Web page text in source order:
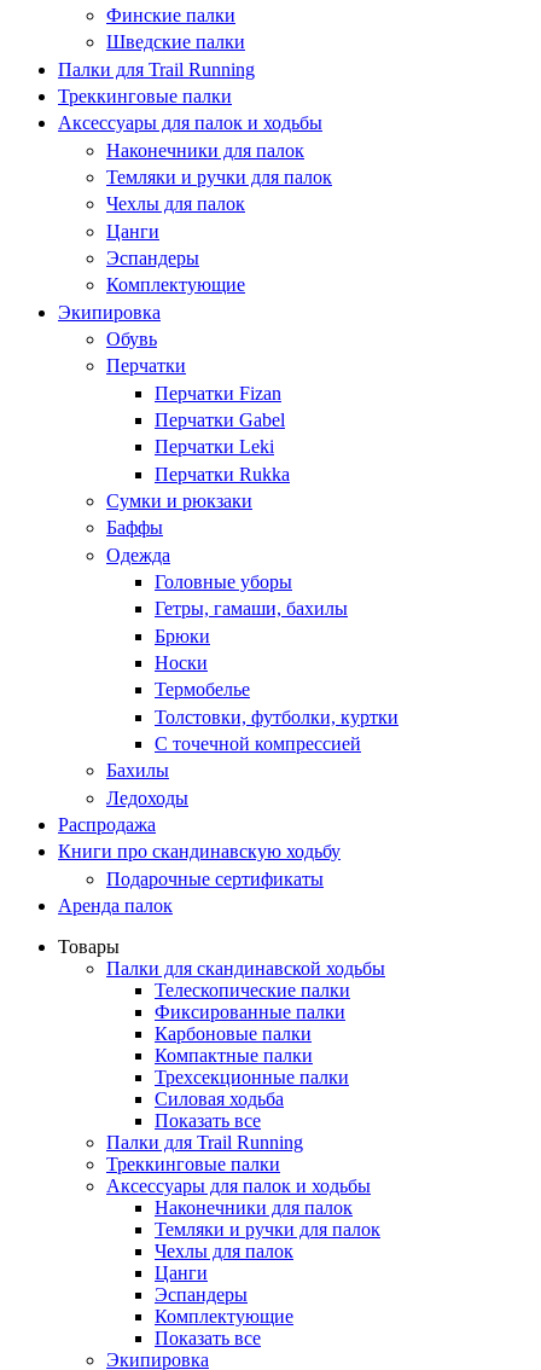
Финские палки
Шведские палки
Палки для Trail Running
Треккинговые палки
Аксессуары для палок и ходьбы
Наконечники для палок
Темляки и ручки для палок
Чехлы для палок
Цанги
Эспандеры
Комплектующие
Экипировка
Обувь
Перчатки
Перчатки Fizan
Перчатки Gabel
Перчатки Leki
Перчатки Rukka
Сумки и рюкзаки
Баффы
Одежда
Головные уборы
Гетры, гамаши, бахилы
Брюки
Носки
Термобелье
Толстовки, футболки, куртки
С точечной компрессией
Бахилы
Ледоходы
Распродажа
Книги про скандинавскую ходьбу
Подарочные сертификаты
Аренда палок
Товары
Палки для скандинавской ходьбы
Телескопические палки
Фиксированные палки
Карбоновые палки
Компактные палки
Трехсекционные палки
Силовая ходьба
Показать все
Палки для Trail Running
Треккинговые палки
Аксессуары для палок и ходьбы
Наконечники для палок
Темляки и ручки для палок
Чехлы для палок
Цанги
Эспандеры
Комплектующие
Показать все
Экипировка